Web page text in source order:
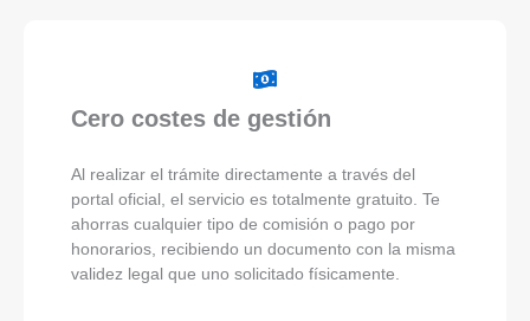
Cero costes de gestión
Al realizar el trámite directamente a través del
portal oficial, el servicio es totalmente gratuito. Te
ahorras cualquier tipo de comisión o pago por
honorarios, recibiendo un documento con la misma
validez legal que uno solicitado físicamente.